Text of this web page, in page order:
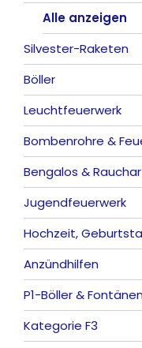
Alle anzeigen
Silvester-Raketen
Alle anzeigen
Böller
Alle anzeigen
China-Böller
Knaller /
Reibkopfknaller
Frösche, Pfeiffer
Leuchtfeuerwerk
Alle anzeigen
Vulkane
Fontänen
Sonnen
Feuervögel
Römische Lichter
Bombenrohre &
Alle anzeigen
Mit Rumms
Bezaubernde
Bengalos &
Alle anzeigen
Bengalos
Rauchartikel
Jugendfeuerwerk
Alle anzeigen
Hochzeit,
Alle anzeigen
Feuerschriften
Indoor-Fontänen
Anzündhilfen
Alle anzeigen
P1-Böller & Fontänen
Alle anzeigen
Kategorie F3